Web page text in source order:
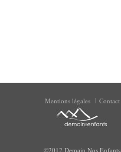
Mentions légales Contact
©2012 Demain Nos Enfants